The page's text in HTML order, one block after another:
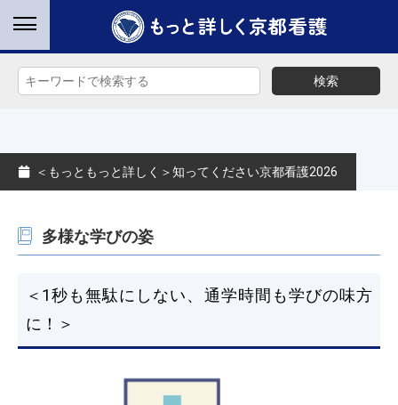
検索
＜もっともっと詳しく＞知ってください京都看護2026
多様な学びの姿
＜1秒も無駄にしない、通学時間も学びの味方
に！＞